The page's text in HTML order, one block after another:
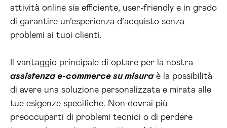
attività online sia efficiente, user-friendly e in grado
di garantire un’esperienza d’acquisto senza
problemi ai tuoi clienti.
Il vantaggio principale di optare per la nostra
assistenza e-commerce su misuraè la possibilità
di avere una soluzione personalizzata e mirata alle
tue esigenze specifiche. Non dovrai più
preoccuparti di problemi tecnici o di perdere